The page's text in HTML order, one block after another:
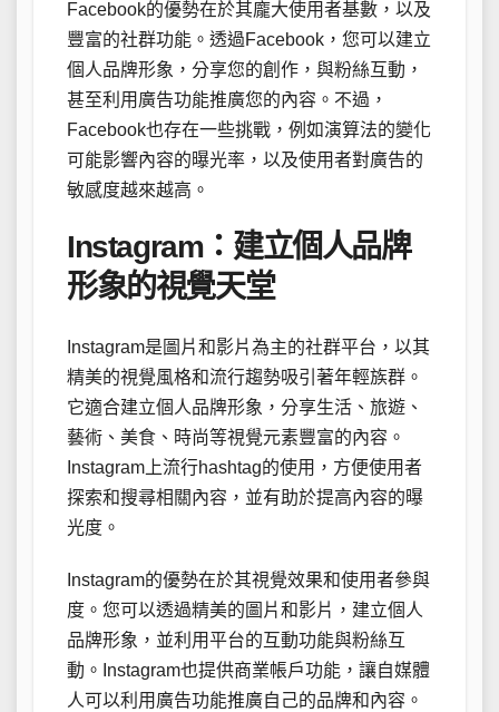
Facebook的優勢在於其龐大使用者基數，以及
豐富的社群功能。透過Facebook，您可以建立
個人品牌形象，分享您的創作，與粉絲互動，
甚至利用廣告功能推廣您的內容。不過，
Facebook也存在一些挑戰，例如演算法的變化
可能影響內容的曝光率，以及使用者對廣告的
敏感度越來越高。
Instagram：建立個人品牌
形象的視覺天堂
Instagram是圖片和影片為主的社群平台，以其
精美的視覺風格和流行趨勢吸引著年輕族群。
它適合建立個人品牌形象，分享生活、旅遊、
藝術、美食、時尚等視覺元素豐富的內容。
Instagram上流行hashtag的使用，方便使用者
探索和搜尋相關內容，並有助於提高內容的曝
光度。
Instagram的優勢在於其視覺效果和使用者參與
度。您可以透過精美的圖片和影片，建立個人
品牌形象，並利用平台的互動功能與粉絲互
動。Instagram也提供商業帳戶功能，讓自媒體
人可以利用廣告功能推廣自己的品牌和內容。